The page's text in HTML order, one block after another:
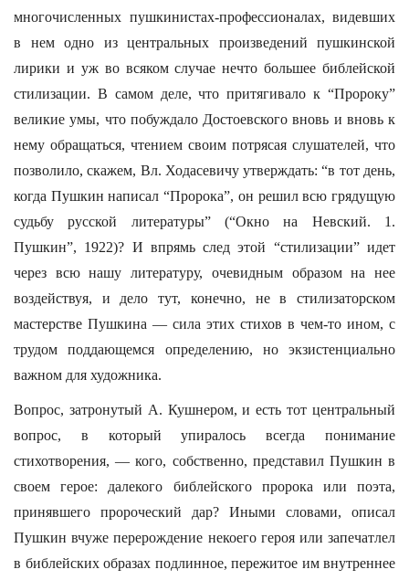
многочисленных пушкинистах-профессионалах, видевших
в нем одно из центральных произведений пушкинской
лирики и уж во всяком случае нечто большее библейской
стилизации. В самом деле, что притягивало к “Пророку”
великие умы, что побуждало Достоевского вновь и вновь к
нему обращаться, чтением своим потрясая слушателей, что
позволило, скажем, Вл. Ходасевичу утверждать: “в тот день,
когда Пушкин написал “Пророка”, он решил всю грядущую
судьбу русской литературы” (“Окно на Невский. 1.
Пушкин”, 1922)? И впрямь след этой “стилизации” идет
через всю нашу литературу, очевидным образом на нее
воздействуя, и дело тут, конечно, не в стилизаторском
мастерстве Пушкина — сила этих стихов в чем-то ином, с
трудом поддающемся определению, но экзистенциально
важном для художника.
Вопрос, затронутый А. Кушнером, и есть тот центральный
вопрос, в который упиралось всегда понимание
стихотворения, — кого, собственно, представил Пушкин в
своем герое: далекого библейского пророка или поэта,
принявшего пророческий дар? Иными словами, описал
Пушкин вчуже перерождение некоего героя или запечатлел
в библейских образах подлинное, пережитое им внутреннее